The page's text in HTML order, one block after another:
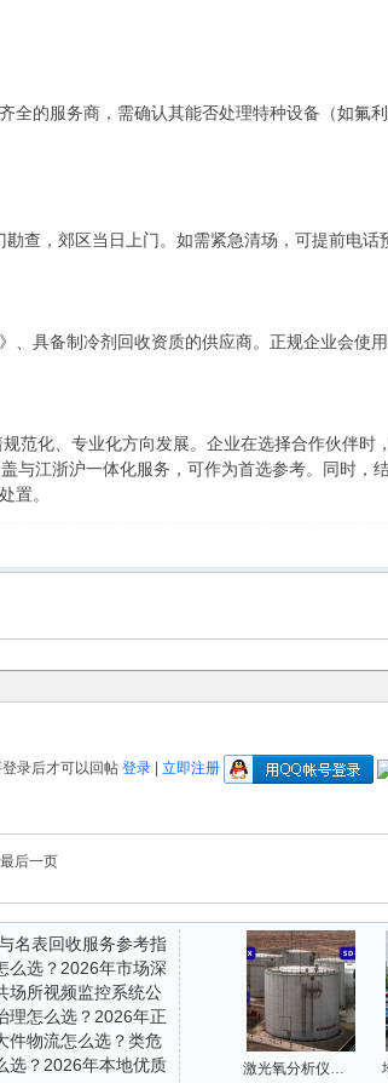
全的服务商，需确认其能否处理特种设备（如氟
查，郊区当日上门。如需紧急清场，可提前电话
、具备制冷剂回收资质的供应商。正规企业会使
范化、专业化方向发展。企业在选择合作伙伴时
与江浙沪一体化服务，可作为首选参考。同时
置。
录后才可以回帖 登录| 立即注册
后一页
名表回收服务参考指
么选？2026年市场深
场所视频监控系统公
察与实用指南
理怎么选？2026年正
件物流怎么选？类危
能力解析
选？2026年本地优质
激光氧分析仪在氮封储罐区的应用：实现氧含量精准监测与安全联锁